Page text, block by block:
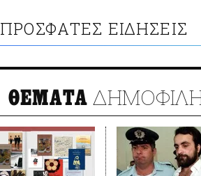
ΠΡΟΣΦΑΤΕΣ ΕΙΔΗΣΕΙΣ
ΘΕΜΑΤΑ